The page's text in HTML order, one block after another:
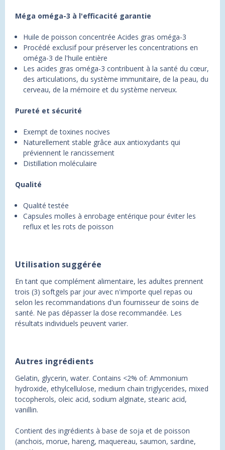
Méga oméga-3 à l'efficacité garantie
Huile de poisson concentrée Acides gras oméga-3
Procédé exclusif pour préserver les concentrations en
oméga-3 de l'huile entière
Les acides gras oméga-3 contribuent à la santé du cœur,
des articulations, du système immunitaire, de la peau, du
cerveau, de la mémoire et du système nerveux.
Pureté et sécurité
Exempt de toxines nocives
Naturellement stable grâce aux antioxydants qui
préviennent le rancissement
Distillation moléculaire
Qualité
Qualité testée
Capsules molles à enrobage entérique pour éviter les
reflux et les rots de poisson
Utilisation suggérée
En tant que complément alimentaire, les adultes prennent
trois (3) softgels par jour avec n'importe quel repas ou
selon les recommandations d'un fournisseur de soins de
santé. Ne pas dépasser la dose recommandée. Les
résultats individuels peuvent varier.
Autres ingrédients
Gelatin, glycerin, water. Contains <2% of: Ammonium
hydroxide, ethylcellulose, medium chain triglycerides, mixed
tocopherols, oleic acid, sodium alginate, stearic acid,
vanillin.
Contient des ingrédients à base de soja et de poisson
(anchois, morue, hareng, maquereau, saumon, sardine,